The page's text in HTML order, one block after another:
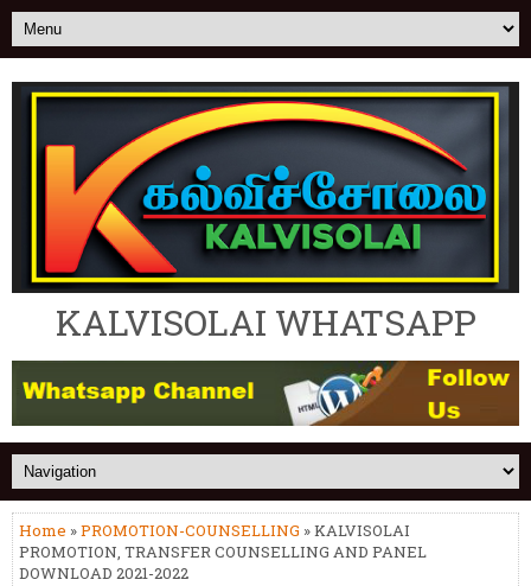
KALVISOLAI WHATSAPP
Home »PROMOTION-COUNSELLING » KALVISOLAI
PROMOTION, TRANSFER COUNSELLING AND PANEL
DOWNLOAD 2021-2022